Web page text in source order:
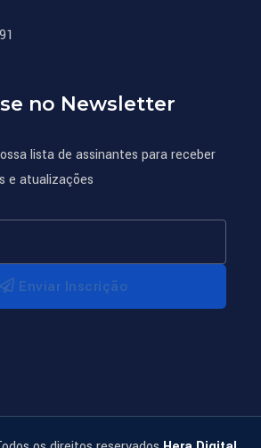
no Newsletter
lista de assinantes para receber
e atualizações
Enviar Inscrição